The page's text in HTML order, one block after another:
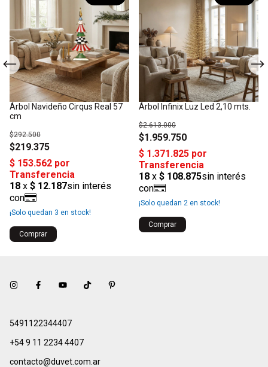
Árbol Navideño Cirqus Real 57
cm
$219.375
$292.500
¡Solo quedan 3 en stock!
Comprar
Árbol Infinix Luz Led 2,10 mts.
$1.959.750
$2.613.000
¡Solo quedan 2 en stock!
Comprar
5491122344407
+54 9 11 2234 4407
contacto@duvet.com.ar